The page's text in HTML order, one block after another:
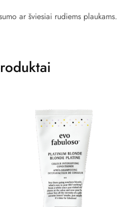
ar šviesiai rudiems plaukams.